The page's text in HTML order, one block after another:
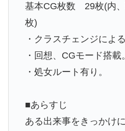
基本CG枚数 29枚(内
枚)
・クラスチェンジによ
・回想、CGモード搭載
・処女ルート有り。
■あらすじ
ある出来事をきっかけ